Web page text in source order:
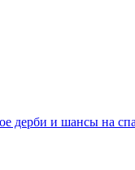
дерби и шансы на